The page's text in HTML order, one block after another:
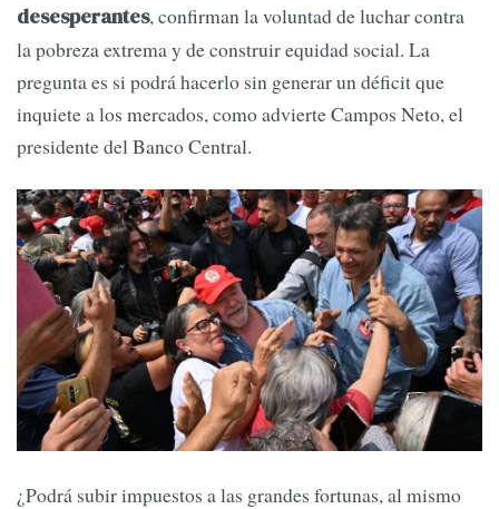
desesperantes, confirman la voluntad de luchar contra
la pobreza extrema y de construir equidad social. La
pregunta es si podrá hacerlo sin generar un déficit que
inquiete a los mercados, como advierte Campos Neto, el
presidente del Banco Central.
¿Podrá subir impuestos a las grandes fortunas, al mismo